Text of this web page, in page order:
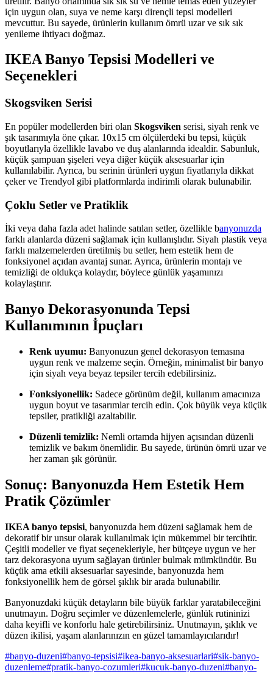
için uygun olan, suya ve neme karşı dirençli tepsi modelleri
mevcuttur. Bu sayede, ürünlerin kullanım ömrü uzar ve sık sık
yenileme ihtiyacı doğmaz.
IKEA Banyo Tepsisi Modelleri ve
Seçenekleri
Skogsviken Serisi
En popüler modellerden biri olan Skogsviken serisi, siyah renk ve
şık tasarımıyla öne çıkar. 10x15 cm ölçülerdeki bu tepsi, küçük
boyutlarıyla özellikle lavabo ve duş alanlarında idealdir. Sabunluk,
küçük şampuan şişeleri veya diğer küçük aksesuarlar için
kullanılabilir. Ayrıca, bu serinin ürünleri uygun fiyatlarıyla dikkat
çeker ve Trendyol gibi platformlarda indirimli olarak bulunabilir.
Çoklu Setler ve Pratiklik
İki veya daha fazla adet halinde satılan setler, özellikle banyonuzda
farklı alanlarda düzeni sağlamak için kullanışlıdır. Siyah plastik veya
farklı malzemelerden üretilmiş bu setler, hem estetik hem de
fonksiyonel açıdan avantaj sunar. Ayrıca, ürünlerin montajı ve
temizliği de oldukça kolaydır, böylece günlük yaşamınızı
kolaylaştırır.
Banyo Dekorasyonunda Tepsi
Kullanımının İpuçları
Renk uyumu: Banyonuzun genel dekorasyon temasına
uygun renk ve malzeme seçin. Örneğin, minimalist bir banyo
için siyah veya beyaz tepsiler tercih edebilirsiniz.
Fonksiyonellik: Sadece görünüm değil, kullanım amacınıza
uygun boyut ve tasarımlar tercih edin. Çok büyük veya küçük
tepsiler, pratikliği azaltabilir.
Düzenli temizlik: Nemli ortamda hijyen açısından düzenli
temizlik ve bakım önemlidir. Bu sayede, ürünün ömrü uzar ve
her zaman şık görünür.
Sonuç: Banyonuzda Hem Estetik Hem
Pratik Çözümler
IKEA banyo tepsisi, banyonuzda hem düzeni sağlamak hem de
dekoratif bir unsur olarak kullanılmak için mükemmel bir tercihtir.
Çeşitli modeller ve fiyat seçenekleriyle, her bütçeye uygun ve her
tarz dekorasyona uyum sağlayan ürünler bulmak mümkündür. Bu
küçük ama etkili aksesuarlar sayesinde, banyonuzda hem
fonksiyonellik hem de görsel şıklık bir arada bulunabilir.
Banyonuzdaki küçük detayların bile büyük farklar yaratabileceğini
unutmayın. Doğru seçimler ve düzenlemelerle, günlük rutininizi
daha keyifli ve konforlu hale getirebilirsiniz. Unutmayın, şıklık ve
düzen ikilisi, yaşam alanlarınızın en güzel tamamlayıcılarıdır!
#banyo-duzeni#banyo-tepsisi#ikea-banyo-aksesuarlari#sik-banyo-
duzenleme#pratik-banyo-cozumleri#kucuk-banyo-duzeni#banyo-